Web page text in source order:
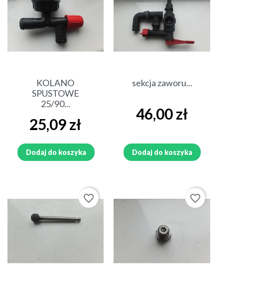
Szybki podgląd
KOLANO
SPUSTOWE
25/90...
Cena
25,09 zł
Dodaj do koszyka
Szybki podgląd
sekcja zaworu...
Cena
46,00 zł
Dodaj do koszyka
favorite_border favorite_border